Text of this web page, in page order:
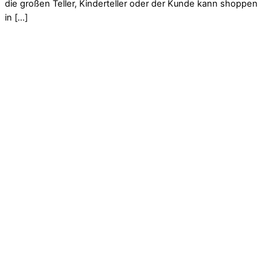
die großen Teller, Kinderteller oder der Kunde kann shoppen
in […]